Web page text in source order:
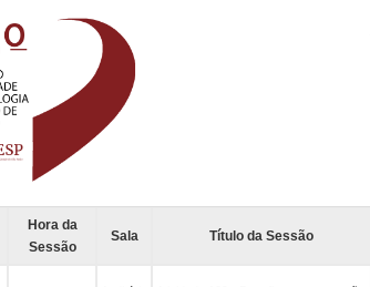
Hora da
Sessão
Sala Título da Sessão